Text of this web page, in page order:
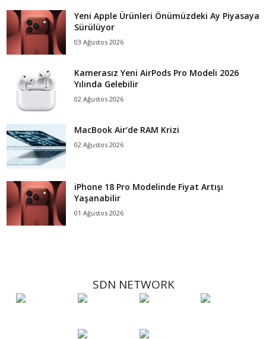
Yeni Apple Ürünleri Önümüzdeki Ay Piyasaya
Sürülüyor
03 Ağustos 2026
Kamerasız Yeni AirPods Pro Modeli 2026
Yılında Gelebilir
02 Ağustos 2026
MacBook Air’de RAM Krizi
02 Ağustos 2026
iPhone 18 Pro Modelinde Fiyat Artışı
Yaşanabilir
01 Ağustos 2026
SDN NETWORK